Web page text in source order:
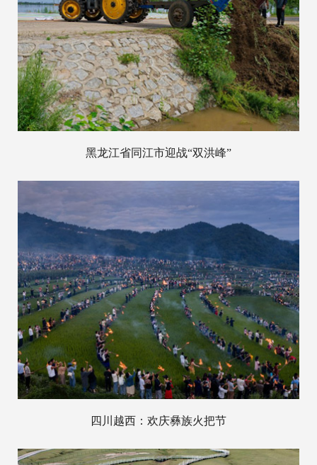
黑龙江省同江市迎战“双洪峰”
四川越西：欢庆彝族火把节